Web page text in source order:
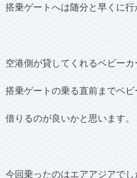
搭乗ゲートへは随分と早くに行
空港側が貸してくれるベビーカ
搭乗ゲートの乗る直前までベ
借りるのが良いかと思います。
今回乗ったのはエアアジアでし